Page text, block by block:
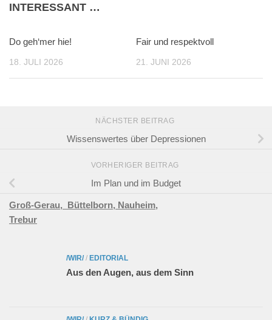
INTERESSANT …
Do geh‘mer hie!
18. JULI 2026
Fair und respektvoll
21. JUNI 2026
NÄCHSTER BEITRAG
Wissenswertes über Depressionen
VORHERIGER BEITRAG
Im Plan und im Budget
Groß-Gerau, Büttelborn, Nauheim,
Trebur
/WIR/ / EDITORIAL
Aus den Augen, aus dem Sinn